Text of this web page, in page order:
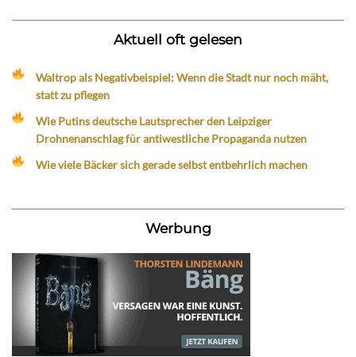
Aktuell oft gelesen
Waltrop als Negativbeispiel: Wenn die Stadt nur noch mäht,
statt zu pflegen
Wie Putins deutsche Lautsprecher den Leipziger
Drohnenanschlag für antiwestliche Propaganda nutzen
Wie viele Bäcker sich gerade selbst entbehrlich machen
Werbung